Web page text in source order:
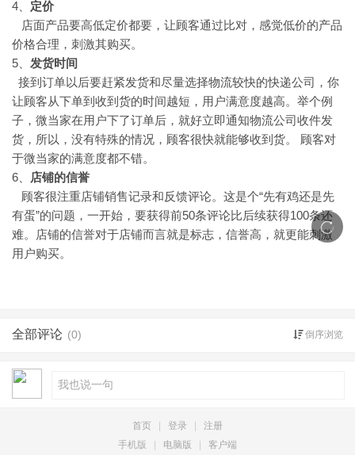
4、 定价
店面产品要高低定价都要，让顾客通过比对，感觉低价的产品
价格合理，刺激其购买。
5、 发货时间
接到订单以后要赶紧发货和尽量选择物流较快的快递公司，你
让顾客从下单到收到货的时间越短，用户满意度越高。举个例
子，微当家在用户下了订单后，就好立即通知物流公司收件发
货，所以，没有特殊的情况，顾客很快就能够收到货。 顾客对
于微当家的满意度都不错。
6、
店铺的信誉
顾客很注重店铺销售记录和反馈评论。这是个“先有鸡还是先
有蛋”的问题，一开始，要获得前50条评论比后续获得100条还
难。店铺的信誉对于店铺而言就是标志，信誉高，就更能刺激
用户购买。
全部评论 (0) 倒序浏览
首页 登录
注册
手机版
电脑版 客户端